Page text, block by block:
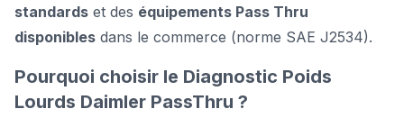
standards et des équipements Pass Thru
disponibles dans le commerce (norme SAE J2534).
Pourquoi choisir le Diagnostic Poids
Lourds Daimler PassThru ?